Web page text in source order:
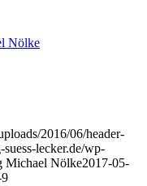
Nölke
2016/06/header-
suess-lecker.de/wp-
Michael Nölke2017-05-